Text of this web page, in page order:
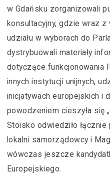
w Gdańsku zorganizowali
konsultacyjny, gdzie wraz
udziału w wyborach do
dystrybuowali materiały
dotyczące funkcjonowania
innych instytucji unijnych,
inicjatywach europejskich i
powodzeniem cieszyła się
Stoisko odwiedziło
lokalni samorządowcy i
wówczas jeszcze
Europejskiego.